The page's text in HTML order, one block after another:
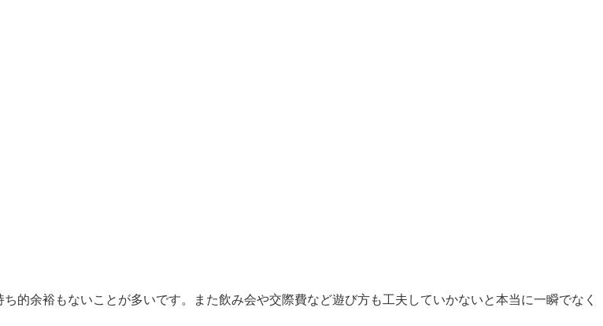
的余裕もないことが多いです。また飲み会や交際費など遊び方も工夫していかないと本当に一瞬でなく